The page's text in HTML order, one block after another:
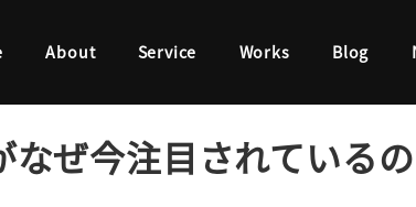
About Service Works Blog
ぜ今注目されている